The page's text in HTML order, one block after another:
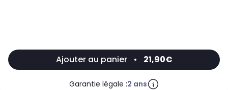
Ajouter au panier • 21,90€
Garantie légale :2 ans